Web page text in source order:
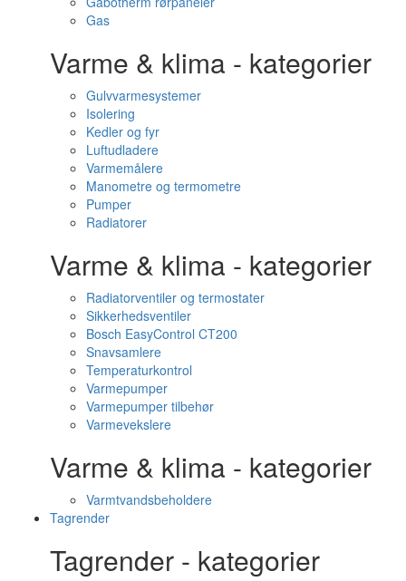
Gas
Varme & klima - kategorier
Gulvvarmesystemer
Isolering
Kedler og fyr
Luftudladere
Varmemålere
Manometre og termometre
Pumper
Radiatorer
Varme & klima - kategorier
Radiatorventiler og termostater
Sikkerhedsventiler
Bosch EasyControl CT200
Snavsamlere
Temperaturkontrol
Varmepumper
Varmepumper tilbehør
Varmevekslere
Varme & klima - kategorier
Varmtvandsbeholdere
Tagrender
Tagrender - kategorier